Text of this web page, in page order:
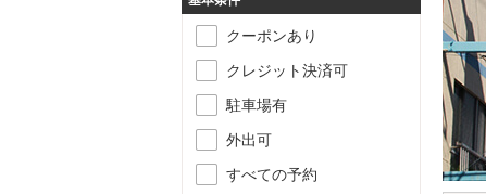
クーポンあり
クレジット決済可
駐車場有
外出可
すべての予約